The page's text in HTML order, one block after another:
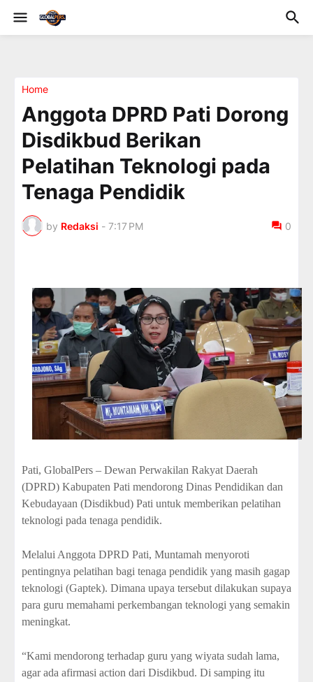
Home
Anggota DPRD Pati Dorong
Disdikbud Berikan
Pelatihan Teknologi pada
Tenaga Pendidik
by Redaksi - 7:17 PM 0
Pati, GlobalPers – Dewan Perwakilan Rakyat Daerah
(DPRD) Kabupaten Pati mendorong Dinas Pendidikan dan
Kebudayaan (Disdikbud) Pati untuk memberikan pelatihan
teknologi pada tenaga pendidik.
Melalui Anggota DPRD Pati, Muntamah menyoroti
pentingnya pelatihan bagi tenaga pendidik yang masih gagap
teknologi (Gaptek). Dimana upaya tersebut dilakukan supaya
para guru memahami perkembangan teknologi yang semakin
meningkat.
“Kami mendorong terhadap guru yang wiyata sudah lama,
agar ada afirmasi action dari Disdikbud. Di samping itu